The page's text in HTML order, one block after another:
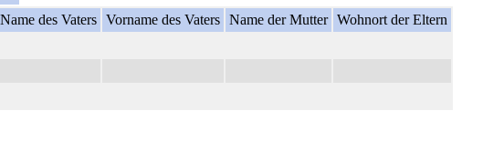
Name des Vaters Vorname des Vaters Name der Mutter Wohnort der Eltern